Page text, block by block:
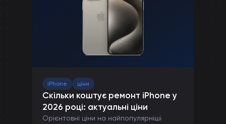
iPhone ціни
Скільки коштує ремонт iPhone у
2026 році: актуальні ціни
Орієнтовні ціни на найпопулярніші